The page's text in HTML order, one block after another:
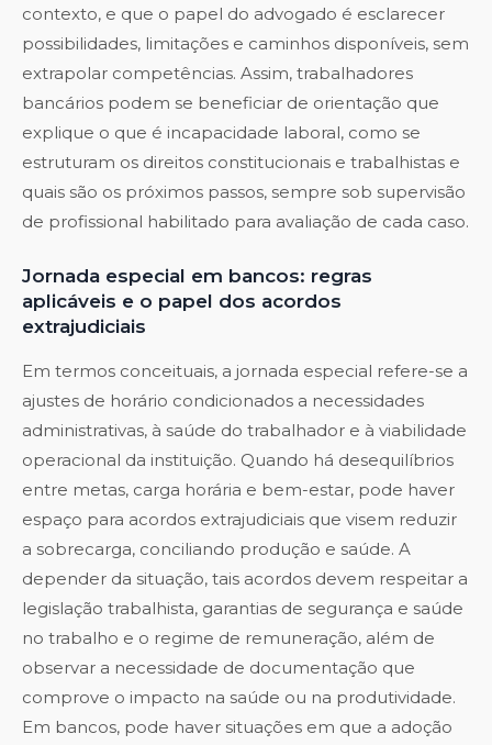
contexto, e que o papel do advogado é esclarecer
possibilidades, limitações e caminhos disponíveis, sem
extrapolar competências. Assim, trabalhadores
bancários podem se beneficiar de orientação que
explique o que é incapacidade laboral, como se
estruturam os direitos constitucionais e trabalhistas e
quais são os próximos passos, sempre sob supervisão
de profissional habilitado para avaliação de cada caso.
Jornada especial em bancos: regras
aplicáveis e o papel dos acordos
extrajudiciais
Em termos conceituais, a jornada especial refere-se a
ajustes de horário condicionados a necessidades
administrativas, à saúde do trabalhador e à viabilidade
operacional da instituição. Quando há desequilíbrios
entre metas, carga horária e bem-estar, pode haver
espaço para acordos extrajudiciais que visem reduzir
a sobrecarga, conciliando produção e saúde. A
depender da situação, tais acordos devem respeitar a
legislação trabalhista, garantias de segurança e saúde
no trabalho e o regime de remuneração, além de
observar a necessidade de documentação que
comprove o impacto na saúde ou na produtividade.
Em bancos, pode haver situações em que a adoção